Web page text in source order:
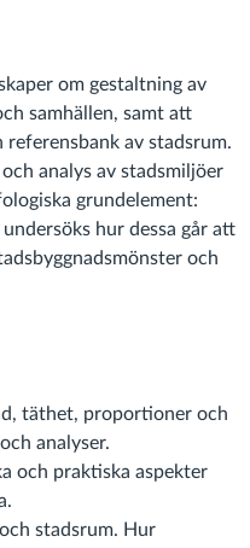
om gestaltning av
samhällen, samt att
referensbank av stadsrum.
analys av stadsmiljöer
grundelement:
hur dessa går att
och
täthet, proportioner och
analyser.
och praktiska aspekter
stadsrum. Hur